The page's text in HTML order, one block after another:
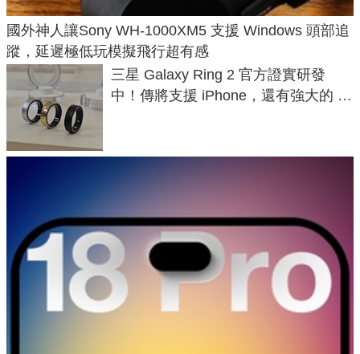
國外神人讓Sony WH-1000XM5 支援 Windows 頭部追
蹤，延遲極低玩模擬飛行超有感
三星 Galaxy Ring 2 官方證實研發
中！傳將支援 iPhone，還有強大的 AI